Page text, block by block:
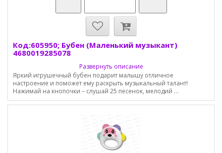
Код:605950; Бубен (Маленький музыкант)
4680019285078
Развернуть описание
Яркий игрушечный бубен подарит малышу отличное
настроение и поможет ему раскрыть музыкальный талант!
Нажимай на кнопочки – слушай 25 песенок, мелодий ...